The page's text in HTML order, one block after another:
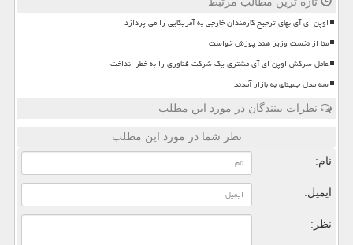
اوپن ای آی بهای ترجیح کارمندان خارجی به آمریکایی را می پردازد
متا از نخست وزیر هند پوزش خواست
عامل سرکش اوپن ای آی مشتری یک شرکت فناوری را به خطر انداخت
سه مدل جمینای به بازار آمدند
نظرات بینندگان در مورد این مطلب
نظر شما در مورد این مطلب
نام:
ایمیل:
نظر: